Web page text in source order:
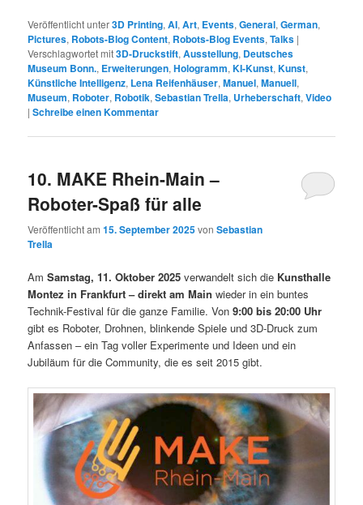
Veröffentlicht unter3D Printing,AI,Art, Events,General,German,
Pictures, Robots-Blog Content, Robots-Blog Events,Talks |
Verschlagwortet mit3D-Druckstift,Ausstellung, Deutsches
Museum Bonn., Erweiterungen,Hologramm,KI-Kunst,Kunst,
Künstliche Intelligenz, Lena Reifenhäuser,Manuel,Manuell,
Museum, Roboter, Robotik,Sebastian Trella, Urheberschaft,Video
|Schreibe einen Kommentar
10. MAKE Rhein-Main –
Roboter-Spaß für alle
Veröffentlicht am15. September 2025vonSebastian
Trella
AmSamstag, 11. Oktober 2025 verwandelt sich die Kunsthalle
Montez in Frankfurt – direkt am Main wieder in ein buntes
Technik-Festival für die ganze Familie. Von9:00 bis 20:00 Uhr
gibt es Roboter, Drohnen, blinkende Spiele und 3D-Druck zum
Anfassen – ein Tag voller Experimente und Ideen und ein
Jubiläum für die Community, die es seit 2015 gibt.